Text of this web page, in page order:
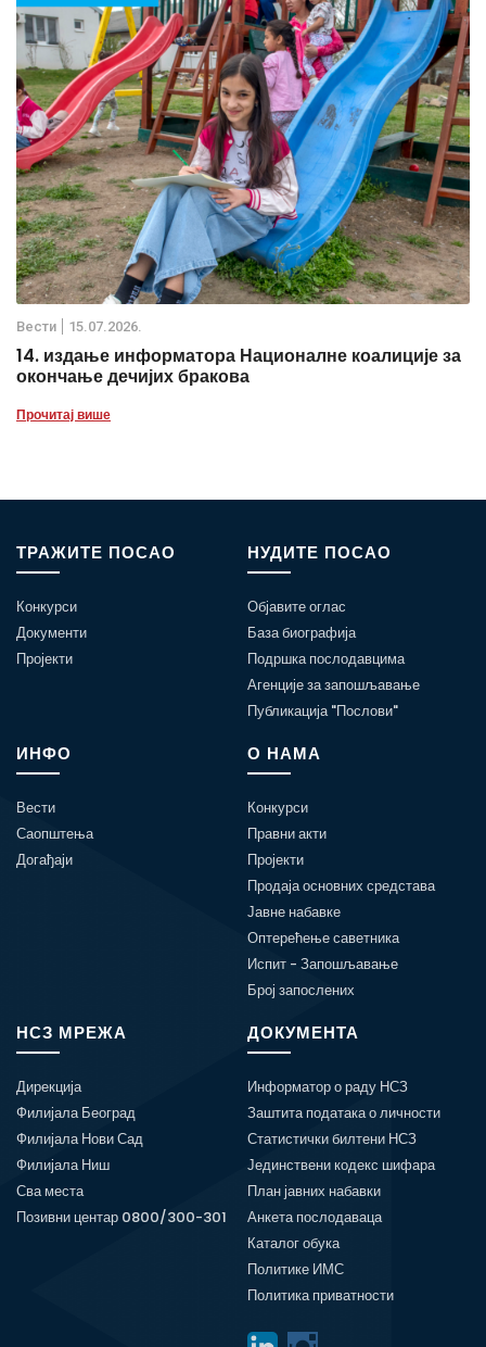
Вести 15.07.2026.
14. издање информатора Националне коалиције за
окончање дечијих бракова
Прочитај више
ТРАЖИТЕ ПОСАО
Конкурси
Документи
Пројекти
НУДИТЕ ПОСАО
Објавите оглас
База биографија
Подршка послодавцима
Агенције за запошљавање
Публикација "Послови"
ИНФО
Вести
Саопштења
Догађаји
О НАМА
Конкурси
Правни акти
Пројекти
Продаја основних средстава
Јавне набавке
Оптерећење саветника
Испит - Запошљавање
Број запослених
НСЗ МРЕЖА
Дирекција
Филијала Београд
Филијала Нови Сад
Филијала Ниш
Сва места
Позивни центар 0800/300-301
ДОКУМЕНТА
Информатор о раду НСЗ
Заштита података о личности
Статистички билтени НСЗ
Јединствени кодекс шифара
План јавних набавки
Анкета послодаваца
Каталог обука
Политике ИМС
Политика приватности